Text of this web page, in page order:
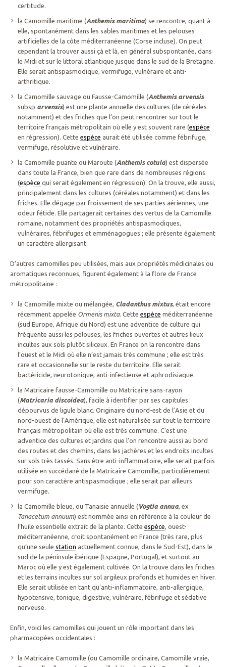
certitude.
la Camomille maritime (Anthemis maritima) se rencontre, quant à
elle, spontanément dans les sables maritimes et les pelouses
artificielles de la côte méditerranéenne (Corse incluse). On peut
cependant la trouver aussi çà et là, en général subspontanée, dans
le Midi et sur le littoral atlantique jusque dans le sud de la Bretagne.
Elle serait antispasmodique, vermifuge, vulnéraire et anti-
arthritique.
la Camomille sauvage ou Fausse-Camomille (Anthemis arvensis
subsp arvensis) est une plante annuelle des cultures (de céréales
notamment) et des friches que l’on peut rencontrer sur tout le
territoire français métropolitain où elle y est souvent rare (espèce
en régression). Cette espèce aurait été utilisée comme fébrifuge,
vermifuge, résolutive et vulnéraire.
la Camomille puante ou Maroute (Anthemis cotula) est dispersée
dans toute la France, bien que rare dans de nombreuses régions
(espèce qui serait également en régression). On la trouve, elle aussi,
principalement dans les cultures (céréales notamment) et dans les
friches. Elle dégage par froissement de ses parties aériennes, une
odeur fétide. Elle partagerait certaines des vertus de la Camomille
romaine, notamment des propriétés antispasmodiques,
vulnéraires, fébrifuges et emménagogues ; elle présente également
un caractère allergisant.
D’autres camomilles peu utilisées, mais aux propriétés médicinales ou
aromatiques reconnues, figurent également à la flore de France
métropolitaine :
la Camomille mixte ou mélangée, Cladanthus mixtus, était encore
récemment appelée Ormenis mixta. Cette espèce méditerranéenne
(sud Europe, Afrique du Nord) est une adventice de culture qui
fréquente aussi les pelouses, les friches ouvertes et autres lieux
incultes aux sols plutôt siliceux. En France on la rencontre dans
l’ouest et le Midi où elle n’est jamais très commune ; elle est très
rare et occasionnelle sur le reste du territoire. Elle serait
bactéricide, neurotonique, anti-infectieuse et aphrodisiaque.
la Matricaire fausse-Camomille ou Matricaire sans-rayon
(Matricaria discoidea), facile à identifier par ses capitules
dépourvus de ligule blanc. Originaire du nord-est de l’Asie et du
nord-ouest de l’Amérique, elle est naturalisée sur tout le territoire
français métropolitain où elle est très commune. C’est une
adventice des cultures et jardins que l’on rencontre aussi au bord
des routes et des chemins, dans les jachères et les endroits incultes
sur sols très tassés. Sans être anti-inflammatoire, elle serait parfois
utilisée en succédané de la Matricaire Camomille, particulièrement
pour son caractère antispasmodique ; elle serait par ailleurs
vermifuge.
la Camomille bleue, ou Tanaisie annuelle (Vogtia annua, ex
Tanacetum annuum) est nommée ainsi en référence à la couleur de
l’huile essentielle extrait de la plante. Cette espèce, ouest-
méditerranéenne, croit spontanément en France (très rare, plus
qu’une seule station actuellement connue, dans le Sud-Est), dans le
sud de la péninsule ibérique (Espagne, Portugal), et surtout au
Maroc où elle y est également cultivée. On la trouve dans les friches
et les terrains incultes sur sol argileux profonds et humides en hiver.
Elle serait utilisée en tant qu’anti-inflammatoire, anti-allergique,
hypotensive, tonique, digestive, vulnéraire, fébrifuge et sédative
nerveuse.
Enfin, voici les camomilles qui jouent un rôle important dans les
pharmacopées occidentales :
la Matricaire Camomille (ou Camomille ordinaire, Camomille vraie,